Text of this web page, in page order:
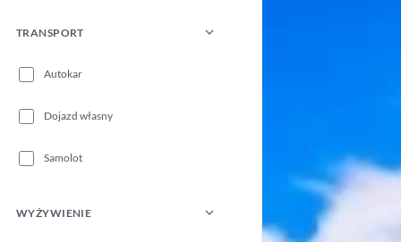
TRANSPORT
Autokar
Dojazd własny
Samolot
WYŻYWIENIE